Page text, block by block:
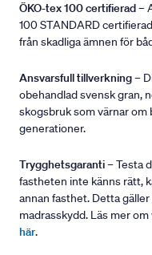
ÖKO-tex 100 certifierad–
100 STANDARD
från skadliga ämnen för
Ansvarsfull tillverkning–
obehandlad svensk gran,
skogsbruk som värnar
generationer.
Trygghetsgaranti– Testa
fastheten inte känns rätt,
annan fasthet. Detta
madrasskydd. Läs mer
här.